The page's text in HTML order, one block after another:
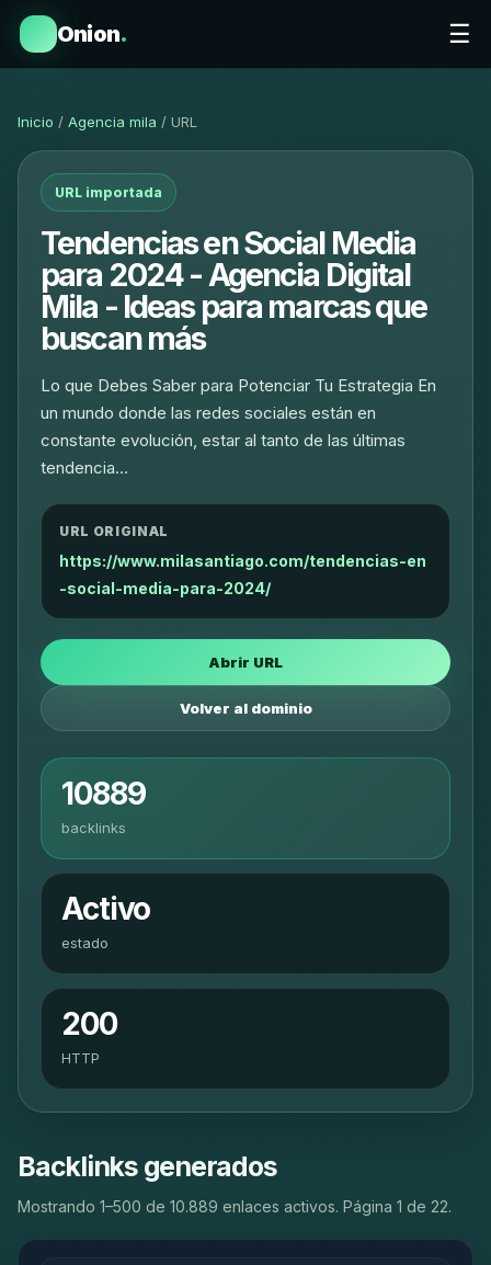
Onion. ☰
Inicio / Agencia mila / URL
URL importada
Tendencias en Social Media
para 2024 - Agencia Digital
Mila - Ideas para marcas que
buscan más
Lo que Debes Saber para Potenciar Tu Estrategia En
un mundo donde las redes sociales están en
constante evolución, estar al tanto de las últimas
tendencia…
URL ORIGINAL
https://www.milasantiago.com/tendencias-en
-social-media-para-2024/
Abrir URL
Volver al dominio
10889
backlinks
Activo
estado
200
HTTP
Backlinks generados
Mostrando 1–500 de 10.889 enlaces activos. Página 1 de 22.